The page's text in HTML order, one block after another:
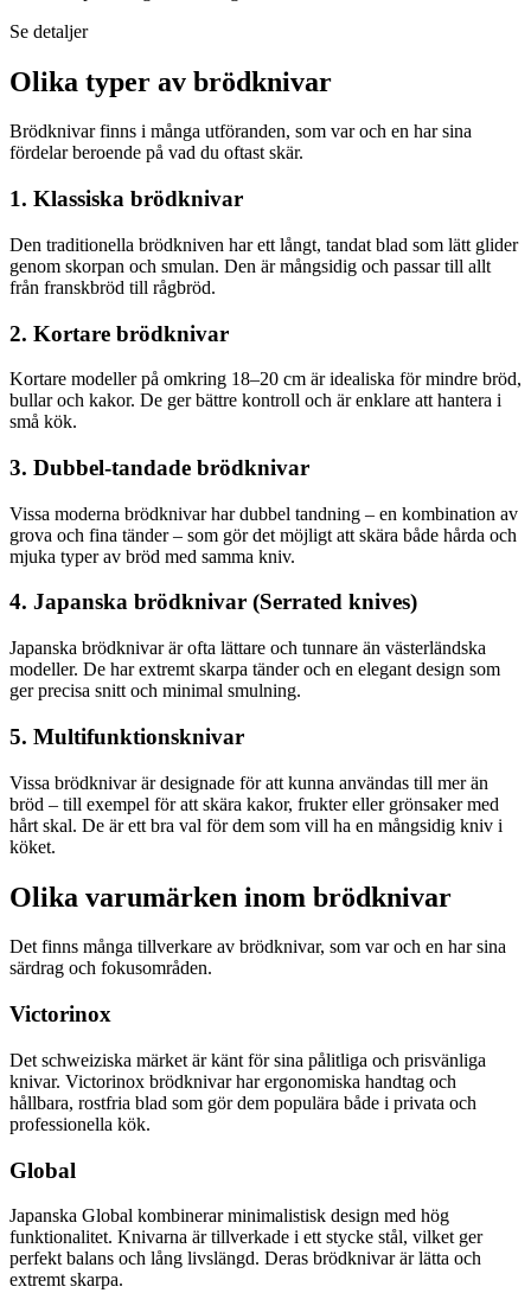
Se detaljer
Olika typer av brödknivar
Brödknivar finns i många utföranden, som var och en har sina
fördelar beroende på vad du oftast skär.
1. Klassiska brödknivar
Den traditionella brödkniven har ett långt, tandat blad som lätt glider
genom skorpan och smulan. Den är mångsidig och passar till allt
från franskbröd till rågbröd.
2. Kortare brödknivar
Kortare modeller på omkring 18–20 cm är idealiska för mindre bröd,
bullar och kakor. De ger bättre kontroll och är enklare att hantera i
små kök.
3. Dubbel-tandade brödknivar
Vissa moderna brödknivar har dubbel tandning – en kombination av
grova och fina tänder – som gör det möjligt att skära både hårda och
mjuka typer av bröd med samma kniv.
4. Japanska brödknivar (Serrated knives)
Japanska brödknivar är ofta lättare och tunnare än västerländska
modeller. De har extremt skarpa tänder och en elegant design som
ger precisa snitt och minimal smulning.
5. Multifunktionsknivar
Vissa brödknivar är designade för att kunna användas till mer än
bröd – till exempel för att skära kakor, frukter eller grönsaker med
hårt skal. De är ett bra val för dem som vill ha en mångsidig kniv i
köket.
Olika varumärken inom brödknivar
Det finns många tillverkare av brödknivar, som var och en har sina
särdrag och fokusområden.
Victorinox
Det schweiziska märket är känt för sina pålitliga och prisvänliga
knivar. Victorinox brödknivar har ergonomiska handtag och
hållbara, rostfria blad som gör dem populära både i privata och
professionella kök.
Global
Japanska Global kombinerar minimalistisk design med hög
funktionalitet. Knivarna är tillverkade i ett stycke stål, vilket ger
perfekt balans och lång livslängd. Deras brödknivar är lätta och
extremt skarpa.